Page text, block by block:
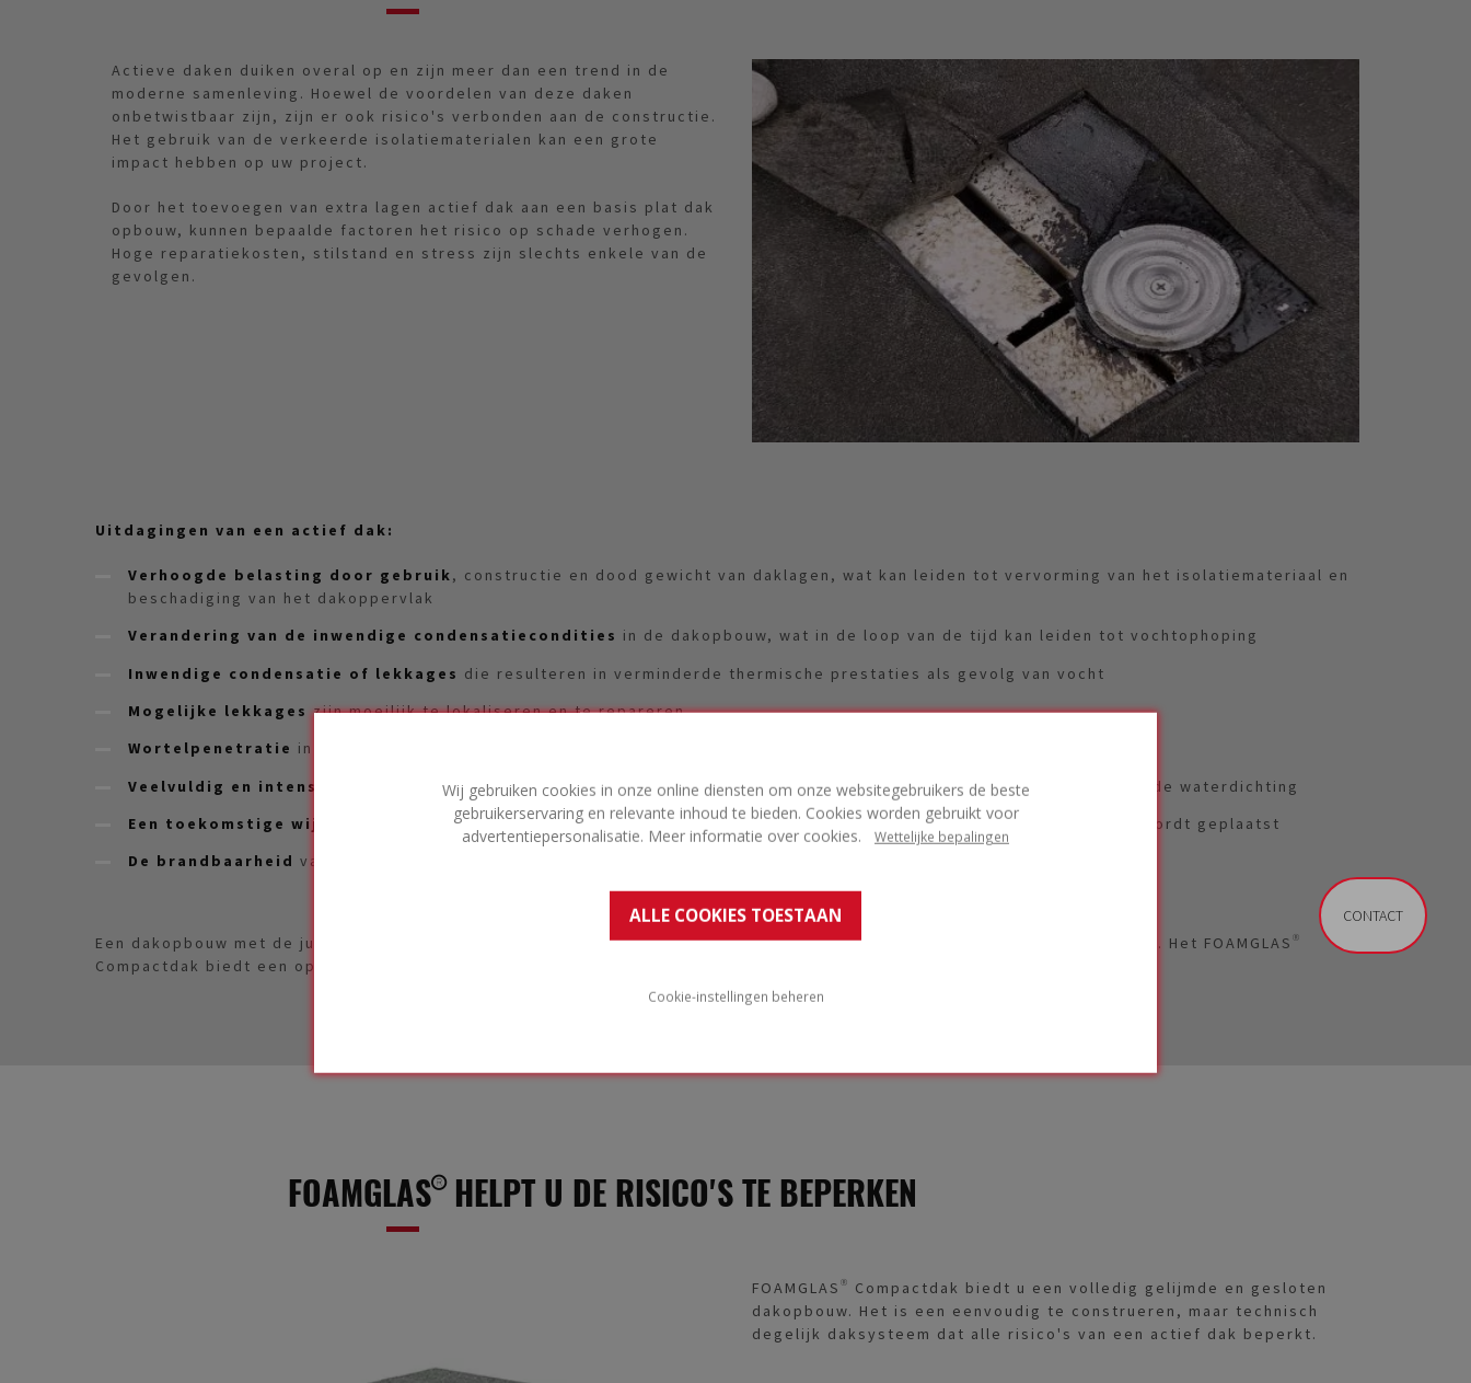
Wij gebruiken cookies in onze online diensten om onze websitegebruikers de beste
gebruikerservaring en relevante inhoud te bieden. Cookies worden gebruikt voor
advertentiepersonalisatie. Meer informatie over cookies. Wettelijke bepalingen
ALLE COOKIES TOESTAAN
Cookie-instellingen beheren
Actieve daken duiken overal op en zijn meer dan een trend in de
moderne samenleving. Hoewel de voordelen van deze daken
onbetwistbaar zijn, zijn er ook risico's verbonden aan de constructie.
Het gebruik van de verkeerde isolatiematerialen kan een grote
impact hebben op uw project.
Door het toevoegen van extra lagen actief dak aan een basis plat dak
opbouw, kunnen bepaalde factoren het risico op schade verhogen.
Hoge reparatiekosten, stilstand en stress zijn slechts enkele van de
gevolgen.
Uitdagingen van een actief dak:
Verhoogde belasting door gebruik, constructie en dood gewicht van daklagen, wat kan leiden tot vervorming van het isolatiemateriaal en
beschadiging van het dakoppervlak
Verandering van de inwendige condensatiecondities in de dakopbouw, wat in de loop van de tijd kan leiden tot vochtophoping
Inwendige condensatie of lekkages die resulteren in verminderde thermische prestaties als gevolg van vocht
Mogelijke lekkageszijn moeilijk te lokaliseren en te repareren
Wortelpenetratie in geval van vegetatie op daken kan leiden tot lekkages en verminderde thermische prestaties
Veelvuldig en intensief gebruik met statische en dynamische krachtenleidt tot een grotere kans op schade aan de waterdichting
Een toekomstige wijziging
in het gebruik van een dak kan problemen veroorzaken indien een ongeschikte opbouw wordt geplaatst
De brandbaarheid van materialen kan leiden tot brandgevaar
Een dakopbouw met de juiste bouwmaterialen en een perfecte plaatsing zijn de sleutel tot het beperken van deze risico's. Het FOAMGLAS®
Compactdak biedt een oplossing.
FOAMGLAS® HELPT U DE RISICO'S TE BEPERKEN
FOAMGLAS® Compactdak biedt u een volledig gelijmde en gesloten
dakopbouw. Het is een eenvoudig te construeren, maar technisch
degelijk daksysteem dat alle risico's van een actief dak beperkt.
CONTACT